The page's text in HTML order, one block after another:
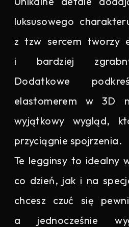
luksusowego
z tzw sercem tworzy
i bardziej
Dodatkowe
elastomerem w 3D
wyjątkowy wygląd,
przyciągnie spojrzenia.
Te legginsy to idealny
co dzień, jak i na
chcesz czuć się
a jednocześnie